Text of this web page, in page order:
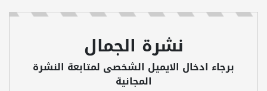
نشرة الجمال
برجاء ادخال الايميل الشخصى لمتابعة النشرة
المجانية